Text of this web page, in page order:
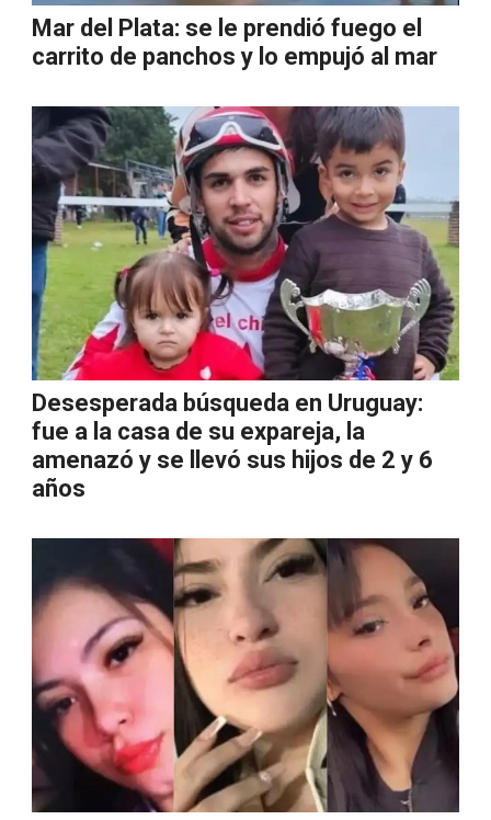
Mar del Plata: se le prendió fuego el
carrito de panchos y lo empujó al mar
Desesperada búsqueda en Uruguay:
fue a la casa de su expareja, la
amenazó y se llevó sus hijos de 2 y 6
años